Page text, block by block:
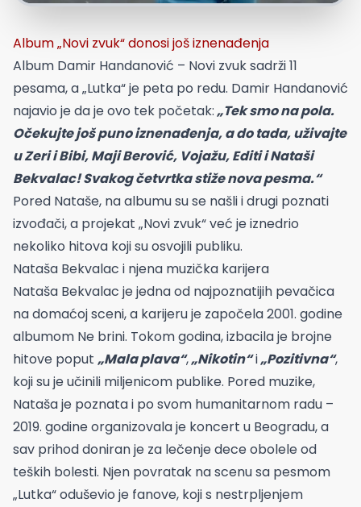
Album „Novi zvuk“ donosi još iznenađenja
Album Damir Handanović – Novi zvuk sadrži 11
pesama, a „Lutka“ je peta po redu. Damir Handanović
najavio je da je ovo tek početak:„Tek smo na pola.
Očekujte još puno iznenađenja, a do tada, uživajte
u Zeri i Bibi, Maji Berović, Vojažu, Editi i Nataši
Bekvalac! Svakog četvrtka stiže nova pesma.“
Pored Nataše, na albumu su se našli i drugi poznati
izvođači, a projekat „Novi zvuk“ već je iznedrio
nekoliko hitova koji su osvojili publiku.
Nataša Bekvalac i njena muzička karijera
Nataša Bekvalac je jedna od najpoznatijih pevačica
na domaćoj sceni, a karijeru je započela 2001. godine
albumom Ne brini. Tokom godina, izbacila je brojne
hitove poput „Mala plava“,„Nikotin“i„Pozitivna“,
koji su je učinili miljenicom publike. Pored muzike,
Nataša je poznata i po svom humanitarnom radu –
2019. godine organizovala je koncert u Beogradu, a
sav prihod doniran je za lečenje dece obolele od
teških bolesti. Njen povratak na scenu sa pesmom
„Lutka“ oduševio je fanove, koji s nestrpljenjem